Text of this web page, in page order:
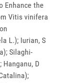
Enhance the
Vitis vinifera
L.); Iurian, S
Silaghi-
Hanganu, D